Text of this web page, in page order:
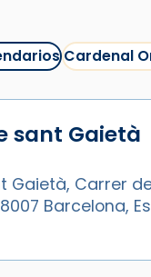
Santes de
is at
Cardenal
sant Gaietà
Gaietà, Carrer
Barcelona,